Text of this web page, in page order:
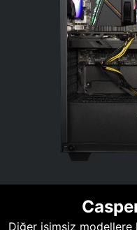
Diğer isimsiz modellere